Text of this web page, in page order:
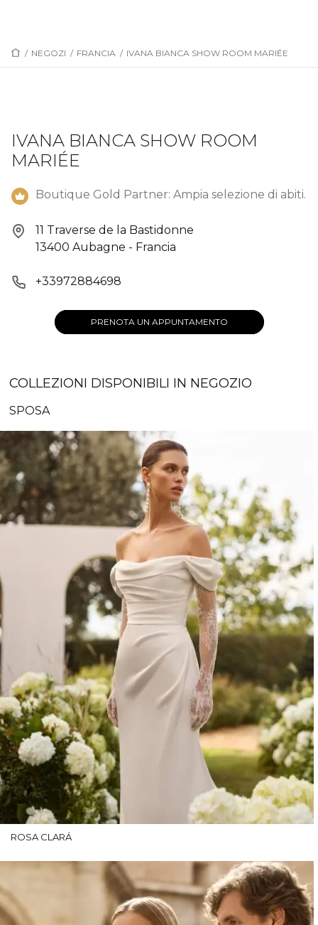
/ NEGOZI / FRANCIA / IVANA BIANCA SHOW ROOM MARIÉE
IVANA BIANCA SHOW ROOM
MARIÉE
Boutique Gold Partner: Ampia selezione di abiti.
11 Traverse de la Bastidonne
13400 Aubagne - Francia
+33972884698
PRENOTA UN APPUNTAMENTO
COLLEZIONI DISPONIBILI IN NEGOZIO
SPOSA
ROSA CLARÁ